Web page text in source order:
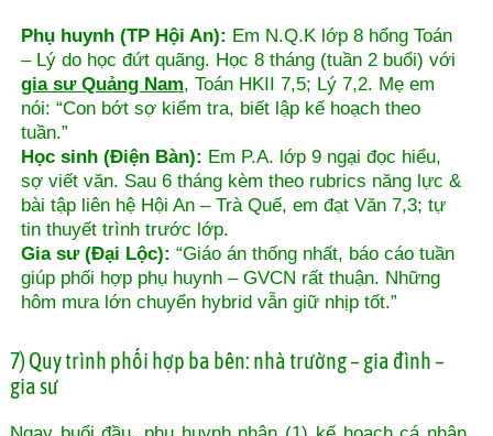
Phụ huynh (TP Hội An): Em N.Q.K lớp 8 hổng Toán
– Lý do học đứt quãng. Học 8 tháng (tuần 2 buổi) với
gia sư Quảng Nam, Toán HKII 7,5; Lý 7,2. Mẹ em
nói: “Con bớt sợ kiểm tra, biết lập kế hoạch theo
tuần.”
Học sinh (Điện Bàn): Em P.A. lớp 9 ngại đọc hiểu,
sợ viết văn. Sau 6 tháng kèm theo rubrics năng lực &
bài tập liên hệ Hội An – Trà Quế, em đạt Văn 7,3; tự
tin thuyết trình trước lớp.
Gia sư (Đại Lộc): “Giáo án thống nhất, báo cáo tuần
giúp phối hợp phụ huynh – GVCN rất thuận. Những
hôm mưa lớn chuyển hybrid vẫn giữ nhịp tốt.”
7) Quy trình phối hợp ba bên: nhà trường – gia đình –
gia sư